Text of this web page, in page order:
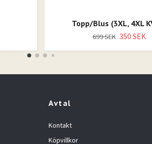
Topp/Blus (3XL, 4XL
699 SEK 350 SEK
Avtal
Kontakt
Köpvillkor